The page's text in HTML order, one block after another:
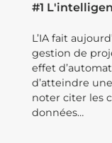
#1
L’IA fait
gestion de
effet
d’atteindre
noter citer les
données…